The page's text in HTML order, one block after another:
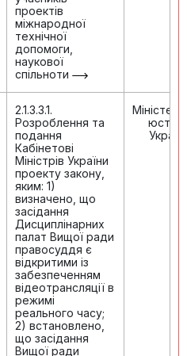
проектів
міжнародної
технічної
допомоги,
наукової
спільноти
2.1.3.3.1.
Розроблення та
подання
Кабінетові
Міністрів України
проекту закону,
яким: 1)
визначено, що
засідання
Дисциплінарних
палат Вищої ради
правосуддя є
відкритими із
забезпеченням
відеотрансляції в
режимі
реального часу;
2) встановлено,
що засідання
Вищої ради